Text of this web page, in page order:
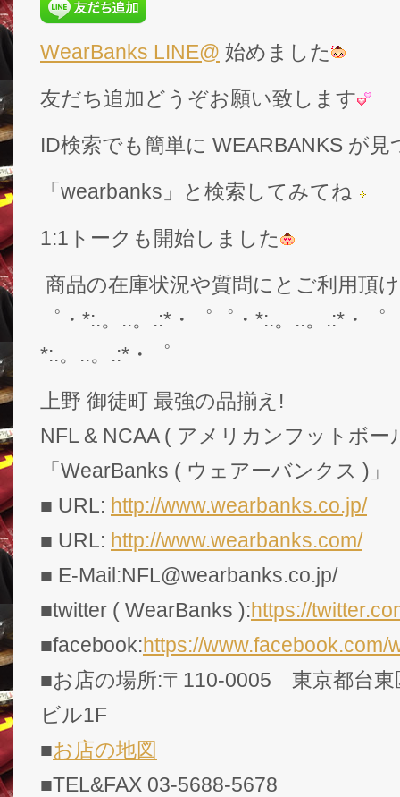
WearBanks LINE@ 始めました
友だち追加どうぞお願い致します
ID検索でも簡単に WEARBANKS が
「wearbanks」と検索してみてね
1:1トークも開始しました
商品の在庫状況や質問にとご利用頂
゜・*:.。..。.:*・゜゜・*:.。..。.:*・
*:.。..。.:*・゜
上野 御徒町 最強の品揃え!
NFL & NCAA ( アメリカンフットボー
「WearBanks ( ウェアーバンクス )」
■ URL: http://www.wearbanks.co.jp/
■ URL: http://www.wearbanks.com/
■ E-Mail:NFL@wearbanks.co.jp/
■twitter ( WearBanks ):https://
■facebook:https://www.facebook.com/
■お店の場所:〒110-0005 東京都台
ビル1F
■お店の地図
■TEL&FAX 03-5688-5678